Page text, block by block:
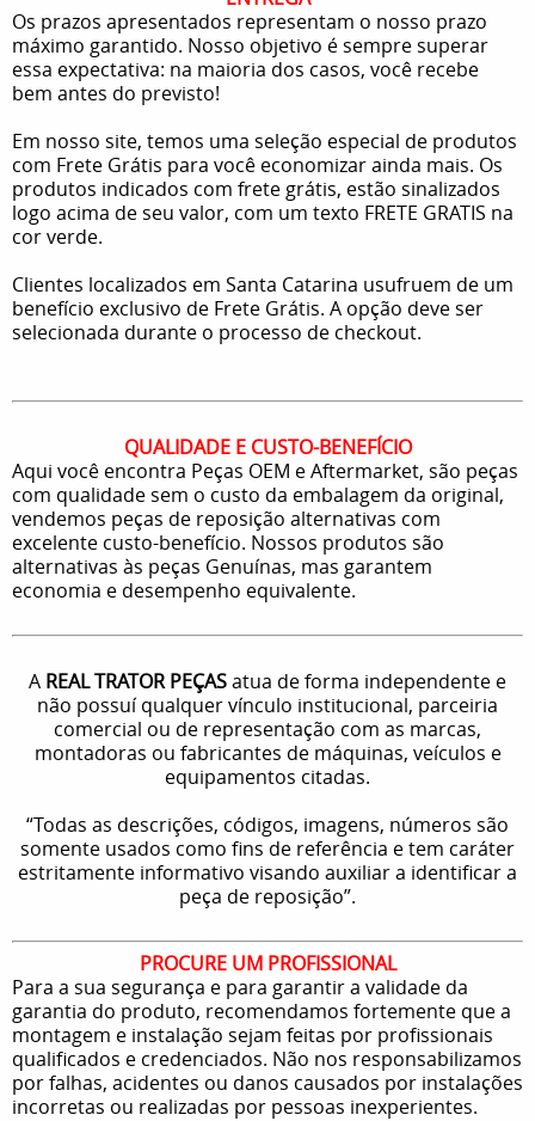
Os prazos apresentados representam o nosso prazo
máximo garantido. Nosso objetivo é sempre superar
essa expectativa: na maioria dos casos, você recebe
bem antes do previsto!
Em nosso site, temos uma seleção especial de produtos
com Frete Grátis para você economizar ainda mais. Os
produtos indicados com frete grátis, estão sinalizados
logo acima de seu valor, com um texto FRETE GRATIS na
cor verde.
Clientes localizados em Santa Catarina usufruem de um
benefício exclusivo de Frete Grátis. A opção deve ser
selecionada durante o processo de checkout.
QUALIDADE E CUSTO-BENEFÍCIO
Aqui você encontra Peças OEM e Aftermarket, são peças
com qualidade sem o custo da embalagem da original,
vendemos peças de reposição alternativas com
excelente custo-benefício. Nossos produtos são
alternativas às peças Genuínas, mas garantem
economia e desempenho equivalente.
A REAL TRATOR PEÇASatua de forma independente e
não possuí qualquer vínculo institucional, parceiria
comercial ou de representação com as marcas,
montadoras ou fabricantes de máquinas, veículos e
equipamentos citadas.
“Todas as descrições, códigos, imagens, números são
somente usados como fins de referência e tem caráter
estritamente informativo visando auxiliar a identificar a
peça de reposição”.
PROCURE UM PROFISSIONAL
Para a sua segurança e para garantir a validade da
garantia do produto, recomendamos fortemente que a
montagem e instalação sejam feitas por profissionais
qualificados e credenciados. Não nos responsabilizamos
por falhas, acidentes ou danos causados por instalações
incorretas ou realizadas por pessoas inexperientes.